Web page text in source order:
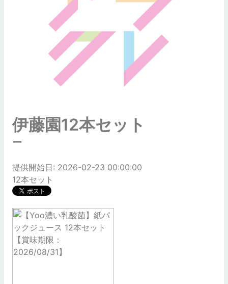
伊藤園12本セット
ー
提供開始日: 2026-02-23 00:00:00
12本セット